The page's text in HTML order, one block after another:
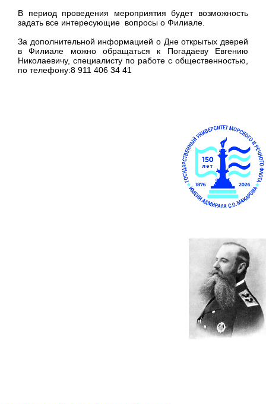
В период проведения мероприятия будет возможность
задать все интересующие вопросы о Филиале.
За дополнительной информацией о Дне открытых дверей
в Филиале можно обращаться к Погадаеву Евгению
Николаевичу, специалисту по работе с общественностью,
по телефону:8 911 406 34 41